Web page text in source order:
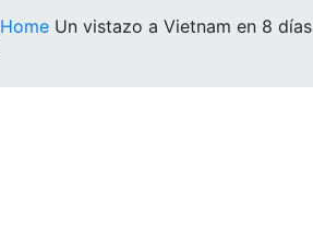
Home Un vistazo a Vietnam en 8 días